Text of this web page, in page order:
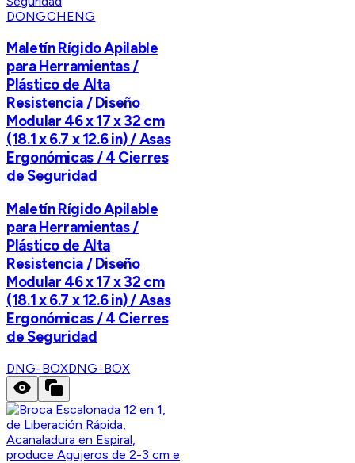
DONGCHENG
Maletín Rígido Apilable
para Herramientas /
Plástico de Alta
Resistencia / Diseño
Modular 46 x 17 x 32 cm
(18.1 x 6.7 x 12.6 in) / Asas
Ergonómicas / 4 Cierres
de Seguridad
Maletín Rígido Apilable
para Herramientas /
Plástico de Alta
Resistencia / Diseño
Modular 46 x 17 x 32 cm
(18.1 x 6.7 x 12.6 in) / Asas
Ergonómicas / 4 Cierres
de Seguridad
DNG-BOXDNG-BOX